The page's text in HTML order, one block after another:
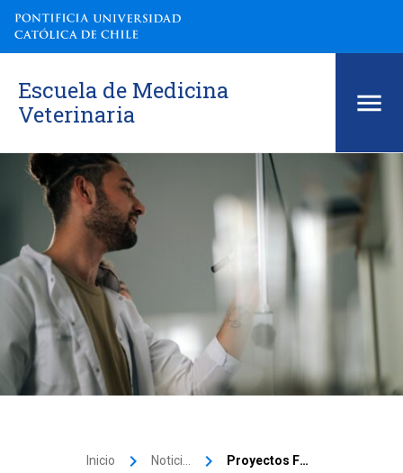
Escuela de Medicina
Veterinaria
Inicio keyboard_arrow_right Noticias keyboard_arrow_right Proyectos Fondecyt Postdoctoral 2025: Convocatoria para postulantes y patrocinadores